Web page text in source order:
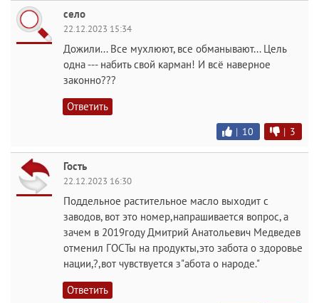
село
22.12.2023 15:34
Дожили... Все мухлюют, все обманывают... Цель
одна --- набить свой карман! И всё наверное
законно???
Ответить
| 10 | 3
Гость
22.12.2023 16:30
Поддельное растительное масло выходит с
заводов, вот это номер,напрашивается вопрос, а
зачем в 2019году Дмитрий Анатольевич Медведев
отменил ГОСТы на продукты,это забота о здоровье
нации,?,вот чувствуется з"абота о народе."
Ответить